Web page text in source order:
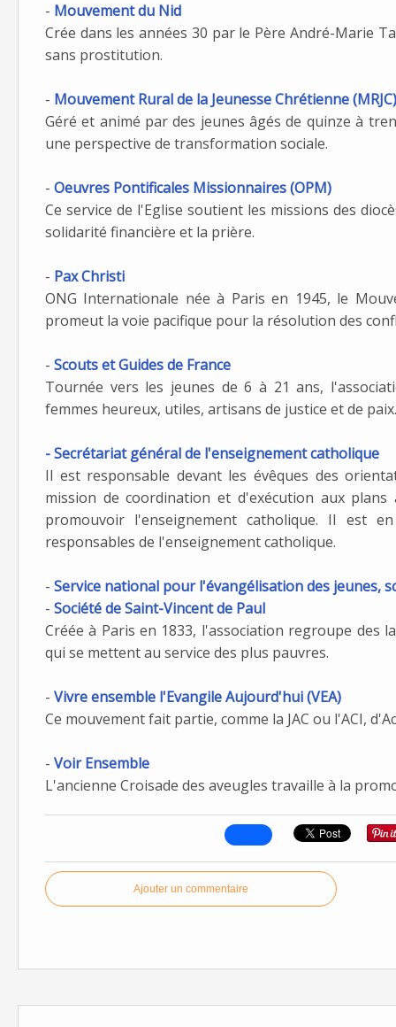
- Mouvement du Nid
Crée dans les années 30 par le Père André-Marie
sans prostitution.
- Mouvement Rural de la Jeunesse Chrétienne (MRJC)
Géré et animé par des jeunes âgés de quinze à
une perspective de transformation sociale.
- Oeuvres Pontificales Missionnaires (OPM)
Ce service de l'Eglise soutient les missions des
solidarité financière et la prière.
- Pax Christi
ONG Internationale née à Paris en 1945, le
promeut la voie pacifique pour la résolution des
- Scouts et Guides de France
Tournée vers les jeunes de 6 à 21 ans,
femmes heureux, utiles, artisans de justice et de paix.
- Secrétariat général de l'enseignement catholique
Il est responsable devant les évêques des
mission de coordination et d'exécution aux
promouvoir l'enseignement catholique. Il est
responsables de l'enseignement catholique.
- Service national pour l'évangélisation des jeunes,
- Société de Saint-Vincent de Paul
Créée à Paris en 1833, l'association regroupe des
qui se mettent au service des plus pauvres.
- Vivre ensemble l'Evangile Aujourd'hui (VEA)
Ce mouvement fait partie, comme la JAC ou l'ACI,
- Voir Ensemble
L'ancienne Croisade des aveugles travaille à la
Ajouter un commentaire